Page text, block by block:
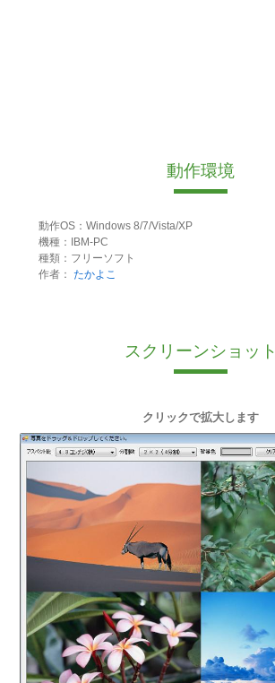
動作環境
動作OS：Windows 8/7/Vista/XP
機種：IBM-PC
種類：フリーソフト
作者： たかよこ
スクリーンショット
クリックで拡大します